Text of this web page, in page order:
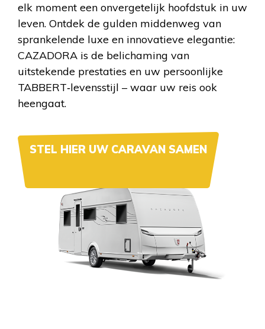
elk moment een onvergetelijk hoofdstuk in uw
leven. Ontdek de gulden middenweg van
sprankelende luxe en innovatieve elegantie:
CAZADORA is de belichaming van
uitstekende prestaties en uw persoonlijke
TABBERT‐levensstijl – waar uw reis ook
heengaat.
STEL HIER UW CARAVAN SAMEN